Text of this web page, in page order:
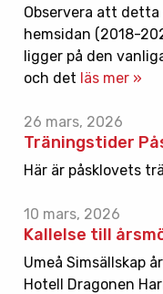
Observera att detta
hemsidan (2018-
ligger på den
och det läs mer »
26 mars, 2026
Träningstider
Här är påsklovets
10 mars, 2026
Kallelse till
Umeå Simsällskap
Hotell Dragonen